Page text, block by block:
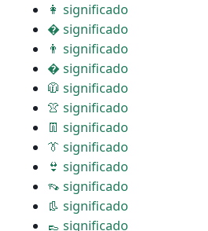
👩 significado
� significado
👨 significado
� significado
🧥 significado
👚 significado
👖 significado
👔 significado
👙 significado
👡 significado
👢 significado
👞 significado